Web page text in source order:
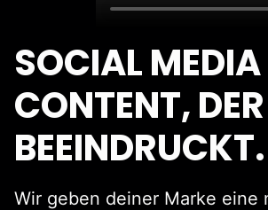
SOCIAL MEDIA
CONTENT, DER
BEEINDRUCKT.
Wir geben deiner Marke eine